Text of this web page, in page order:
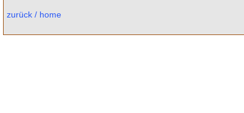
zurück / home